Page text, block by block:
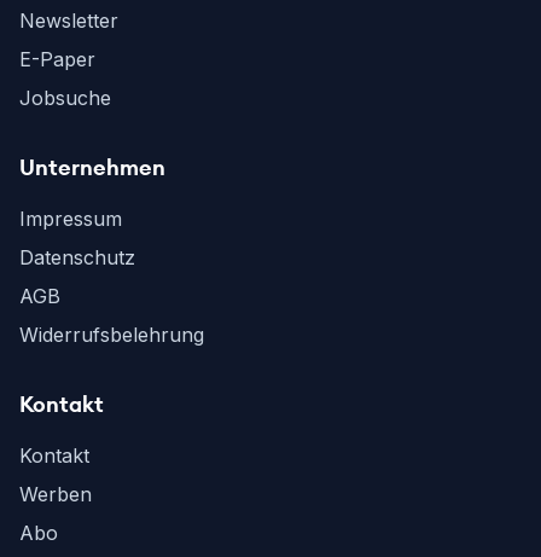
Newsletter
E-Paper
Jobsuche
Unternehmen
Impressum
Datenschutz
AGB
Widerrufsbelehrung
Kontakt
Kontakt
Werben
Abo